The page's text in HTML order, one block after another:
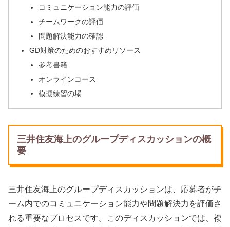
コミュニケーション能力の評価
チームワークの評価
問題解決能力の確認
GD対策のためのおすすめリソース
参考書籍
オンラインコース
模擬練習の場
三井住友海上のグループディスカッションの概
要
三井住友海上のグループディスカッションは、応募者がチ
ーム内でのコミュニケーション能力や問題解決力を評価さ
れる重要なプロセスです。このディスカッションでは、複